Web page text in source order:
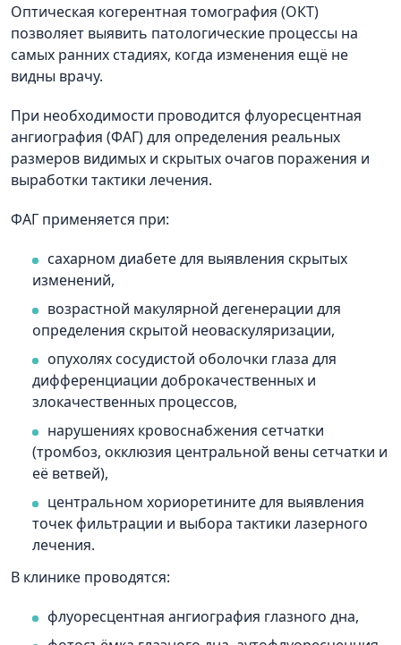
Оптическая когерентная томография (ОКТ)
позволяет выявить патологические процессы на
самых ранних стадиях, когда изменения ещё не
видны врачу.
При необходимости проводится флуоресцентная
ангиография (ФАГ) для определения реальных
размеров видимых и скрытых очагов поражения и
выработки тактики лечения.
ФАГ применяется при:
сахарном диабете для выявления скрытых
изменений,
возрастной макулярной дегенерации для
определения скрытой неоваскуляризации,
опухолях сосудистой оболочки глаза для
дифференциации доброкачественных и
злокачественных процессов,
нарушениях кровоснабжения сетчатки
(тромбоз, окклюзия центральной вены сетчатки и
её ветвей),
центральном хориоретините для выявления
точек фильтрации и выбора тактики лазерного
лечения.
В клинике проводятся:
флуоресцентная ангиография глазного дна,